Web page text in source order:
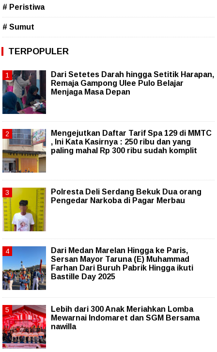
# Peristiwa
# Sumut
TERPOPULER
Dari Setetes Darah hingga Setitik Harapan,
Remaja Gampong Ulee Pulo Belajar
Menjaga Masa Depan
Mengejutkan Daftar Tarif Spa 129 di MMTC
, Ini Kata Kasirnya : 250 ribu dan yang
paling mahal Rp 300 ribu sudah komplit
Polresta Deli Serdang Bekuk Dua orang
Pengedar Narkoba di Pagar Merbau
‎Dari Medan Marelan Hingga ke Paris,
Sersan Mayor Taruna (E) Muhammad
Farhan Dari Buruh Pabrik Hingga ikuti
Bastille Day 2025
Lebih dari 300 Anak Meriahkan Lomba
Mewarnai Indomaret dan SGM Bersama
nawilla